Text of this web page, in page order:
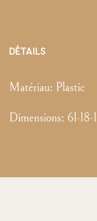
DÉTAILS
Matériau: Plastic
Dimensions: 61-18-